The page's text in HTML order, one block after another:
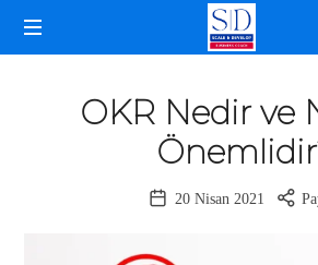
KOÇLUĞU
OKR Nedir ve
20 Nisan 2021